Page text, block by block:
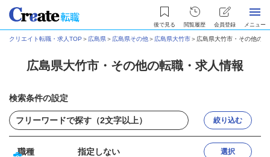
後で見る 閲覧履歴 会員登録 メニュー
クリエイト転職・求人TOP ＞ 広島県＞ 広島県その他＞ 広島県大竹市＞ 広島県大竹市・その他の
広島県大竹市・その他の転職・求人情報
検索条件の設定
絞り込む
職種 指定しない 選択